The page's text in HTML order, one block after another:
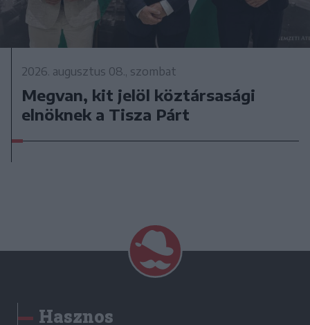
2026. augusztus 08., szombat
Megvan, kit jelöl köztársasági
elnöknek a Tisza Párt
Hasznos